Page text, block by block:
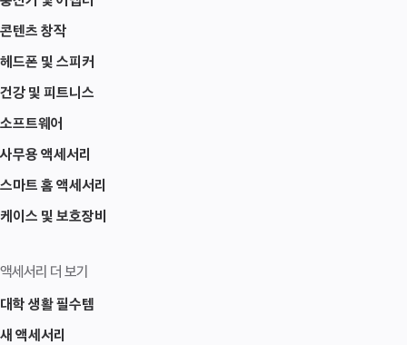
콘텐츠 창작
헤드폰 및 스피커
건강 및 피트니스
소프트웨어
사무용 액세서리
스마트 홈 액세서리
케이스 및 보호장비
액세서리 더 보기
대학 생활 필수템
새 액세서리